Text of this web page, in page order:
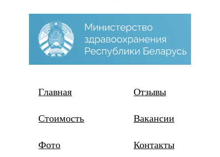
Главная
Стоимость
Фото
Отзывы
Вакансии
Контакты